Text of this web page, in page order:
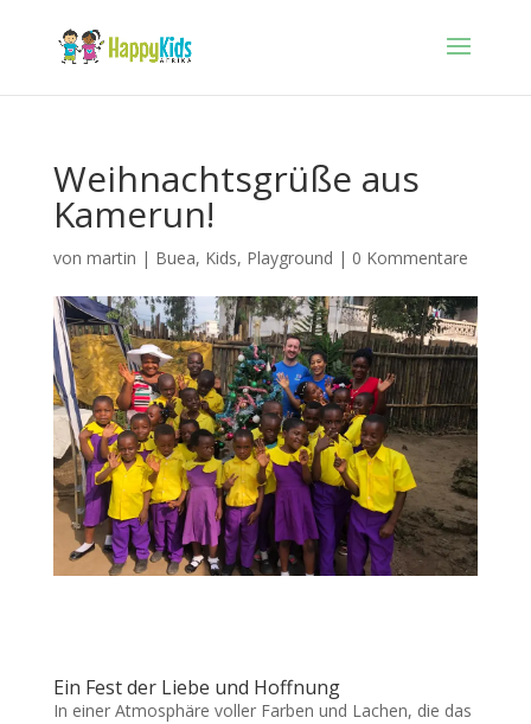
Weihnachtsgrüße aus
Kamerun!
von martin | Buea, Kids, Playground | 0 Kommentare
Ein Fest der Liebe und Hoffnung
In einer Atmosphäre voller Farben und Lachen, die das